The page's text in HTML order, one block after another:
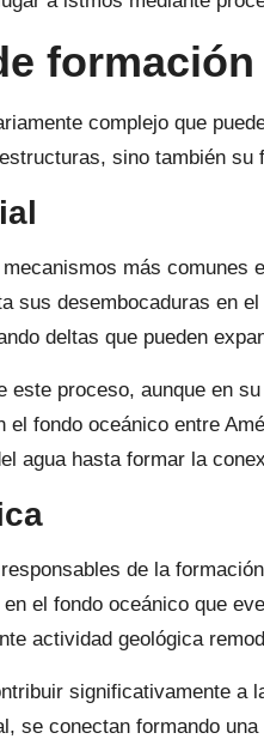
complejo que
sino también su
más
sus desembocaduras en
deltas que pueden
este proceso, aunque en
fondo oceánico entre
agua hasta formar la
de la
el fondo oceánico que
actividad geológica
significativamente
se conectan formando